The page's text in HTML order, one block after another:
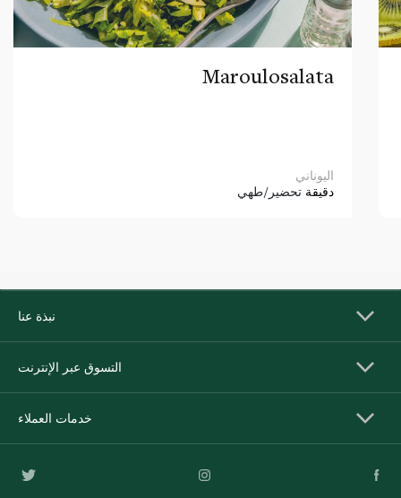
Maroulosalata
اليوناني
دقيقة تحضير/طهي
نبذة عنا
التسوق عبر الإنترنت
خدمات العملاء